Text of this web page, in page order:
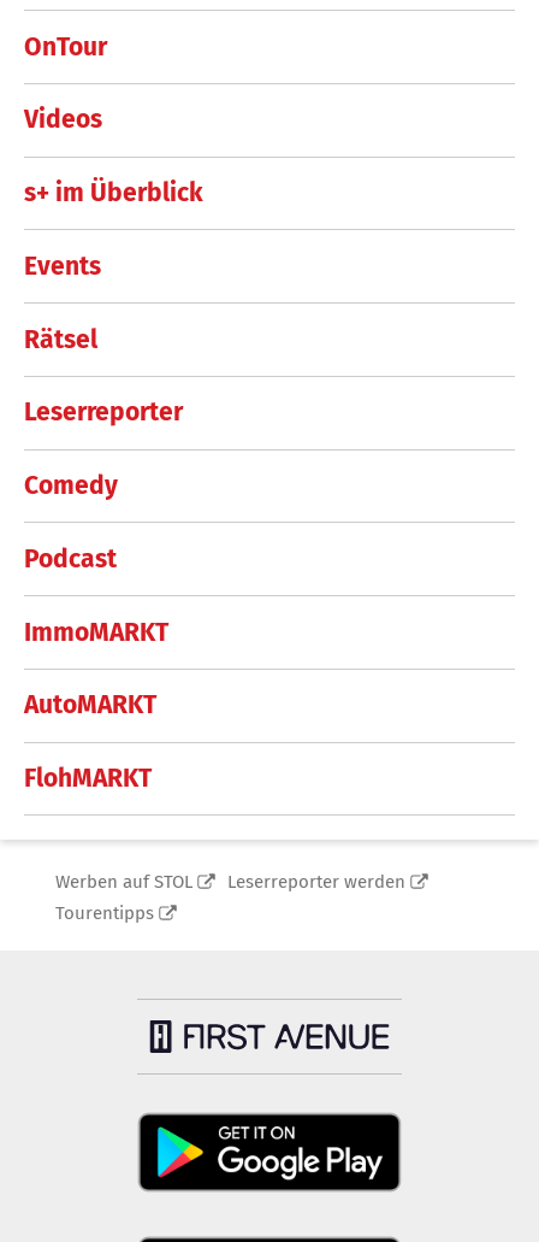
OnTour
Videos
s+ im Überblick
Events
Rätsel
Leserreporter
Comedy
Podcast
ImmoMARKT
AutoMARKT
FlohMARKT
Werben auf STOL
Leserreporter werden
Tourentipps